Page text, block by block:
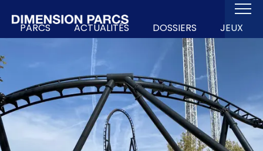
PARCS ACTUALITÉS DOSSIERS JEUX